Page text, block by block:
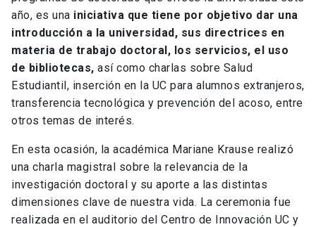
año, es una iniciativa que tiene por objetivo dar una
introducción a la universidad, sus directrices en
materia de trabajo doctoral, los servicios, el uso
de bibliotecas, así como charlas sobre Salud
Estudiantil, inserción en la UC para alumnos extranjeros,
transferencia tecnológica y prevención del acoso, entre
otros temas de interés.
En esta ocasión, la académica Mariane Krause realizó
una charla magistral sobre la relevancia de la
investigación doctoral y su aporte a las distintas
dimensiones clave de nuestra vida. La ceremonia fue
realizada en el auditorio del Centro de Innovación UC y